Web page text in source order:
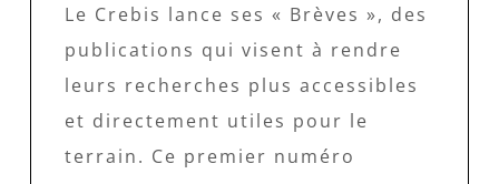
Le Crebis lance ses « Brèves », des
publications qui visent à rendre
leurs recherches plus accessibles
et directement utiles pour le
terrain. Ce premier numéro